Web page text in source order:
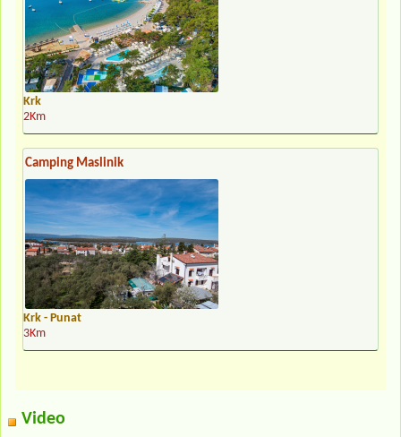
Krk
2Km
Camping Maslinik
Krk - Punat
3Km
Video